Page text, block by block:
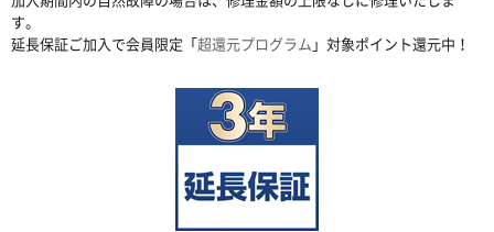
す。
延長保証ご加入で会員限定「超還元プログラム 」対象ポイント還元中！